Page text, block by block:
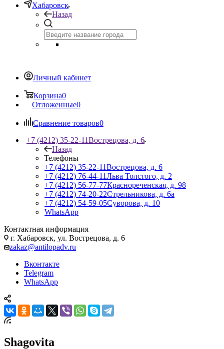
Хабаровск
Назад
Личный кабинет
Корзина0
Отложенные0
Сравнение товаров0
+7 (4212) 35-22-11Вострецова, д. 6
Назад
Телефоны
+7 (4212) 35-22-11Вострецова, д. 6
+7 (4212) 76-44-11Льва Толстого, д. 2
+7 (4212) 56-77-77Краснореченская, д. 98
+7 (4212) 74-20-22Стрельникова, д. 6а
+7 (4212) 54-59-05Суворова, д. 10
WhatsApp
Контактная информация
г. Хабаровск, ул. Вострецова, д. 6
zakaz@antilopadv.ru
Вконтакте
Telegram
WhatsApp
Shagovita